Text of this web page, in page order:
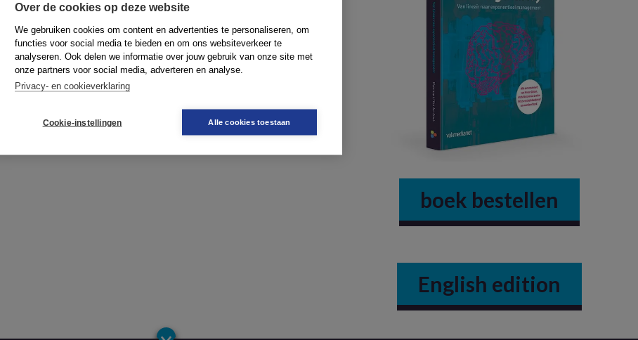
Over de cookies op deze website
We gebruiken cookies om content en advertenties te personaliseren, om
functies voor social media te bieden en om ons websiteverkeer te
analyseren. Ook delen we informatie over jouw gebruik van onze site met
onze partners voor social media, adverteren en analyse.
Privacy- en cookieverklaring
Cookie-instellingen Alle cookies toestaan
boek bestellen
English edition